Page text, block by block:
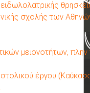
σχολής των
μειονοτήτων,
έργου